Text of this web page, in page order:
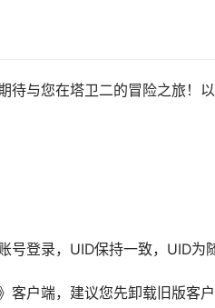
与您在塔卫二的冒险之旅！
登录，UID保持一致，UID为
客户端，建议您先卸载旧版客